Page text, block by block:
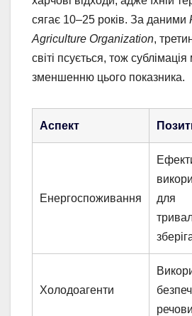
сягає 10–25 років. За даними
Agriculture Organization,
світі псується, тож
зменшенню цього показника.
Аспект
Енергоспоживання
для
Холодоагенти